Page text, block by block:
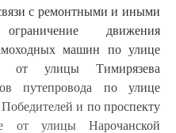
с ремонтными и иными
движения
машин по улице
от улицы Тимирязева
путепровода по улице
и по проспекту
от улицы Нарочанской